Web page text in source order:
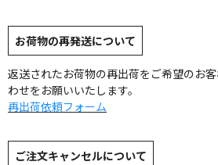
お荷物の再発送について
返送されたお荷物の再出荷をご希望のお
わせをお願いいたします。
再出荷依頼フォーム
ご注文キャンセルについて